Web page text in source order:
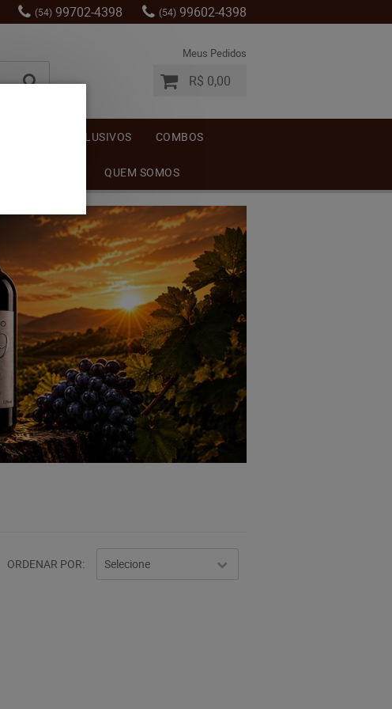
(54) 99702-4398 (54) 99602-4398
Meus Pedidos
R$ 0,00
EXCLUSIVOS COMBOS
QUEM SOMOS
ORDENAR POR Selecione